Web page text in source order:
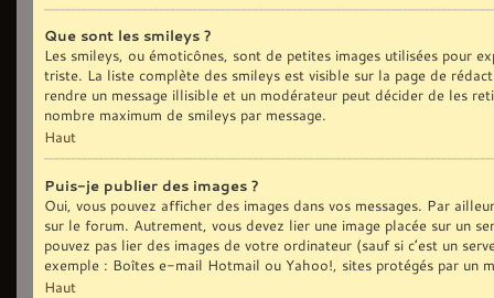
Que sont les smileys ?
Les smileys, ou émoticônes, sont de petites images utilisées pour
triste. La liste complète des smileys est visible sur la page de
rendre un message illisible et un modérateur peut décider de les
nombre maximum de smileys par message.
Haut
Puis-je publier des images ?
Oui, vous pouvez afficher des images dans vos messages. Par
sur le forum. Autrement, vous devez lier une image placée sur un
pouvez pas lier des images de votre ordinateur (sauf si c’est un
exemple : Boîtes e-mail Hotmail ou Yahoo!, sites protégés par un
Haut